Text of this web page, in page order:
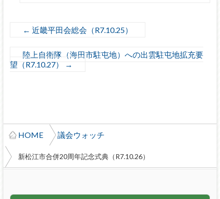
← 近畿平田会総会（R7.10.25）
陸上自衛隊（海田市駐屯地）への出雲駐屯地拡充要
望（R7.10.27）
→
HOME 議会ウォッチ
新松江市合併20周年記念式典（R7.10.26）